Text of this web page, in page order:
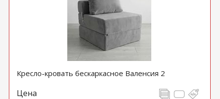
Кресло-кровать бескаркасное Валенсия 2
Цена